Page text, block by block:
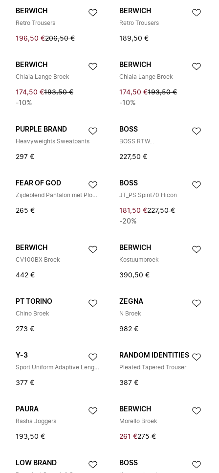
BERWICH
Retro Trousers
196,50 €206,50 €
BERWICH
Retro Trousers
189,50 €
BERWICH
Chiaia Lange Broek
174,50 €193,50 €
-10%
BERWICH
Chiaia Lange Broek
174,50 €193,50 €
-10%
PURPLE BRAND
Heavyweights Sweatpants
297 €
BOSS
BOSS RTW...
227,50 €
FEAR OF GOD
Zijdeblend Pantalon met Plooi en Trekkoord
265 €
BOSS
JT_PS Spirit70 Hicon
181,50 €227,50 €
-20%
BERWICH
CV100BX Broek
442 €
BERWICH
Kostuumbroek
390,50 €
PT TORINO
Chino Broek
273 €
ZEGNA
N Broek
982 €
Y-3
Sport Uniform Adaptive Length Pants
377 €
RANDOM IDENTITIES
Pleated Tapered Trouser
387 €
PAURA
Rasha Joggers
193,50 €
BERWICH
Morello Broek
261 €275 €
LOW BRAND BOSS